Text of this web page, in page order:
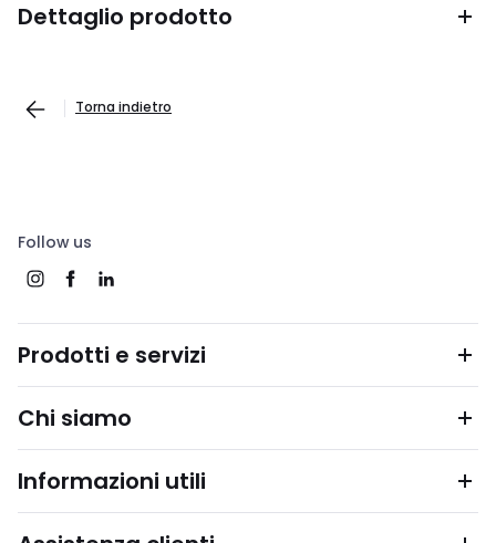
Dettaglio prodotto
Torna indietro
Follow us
Prodotti e servizi
Chi siamo
Informazioni utili